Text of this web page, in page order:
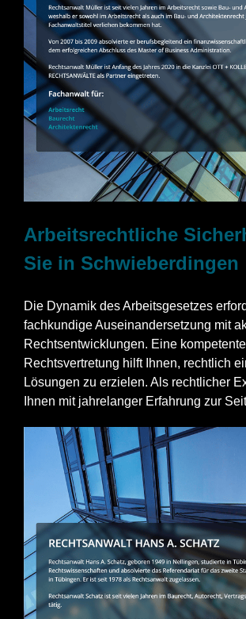
Arbeitsrechtliche
Sie in Schwieberdingen
Die Dynamik des Arbeitsgesetzes
fachkundige Auseinandersetzung mit
Rechtsentwicklungen. Eine kompetente
Rechtsvertretung hilft Ihnen, rechtlich
Lösungen zu erzielen. Als rechtlicher
Ihnen mit jahrelanger Erfahrung zur